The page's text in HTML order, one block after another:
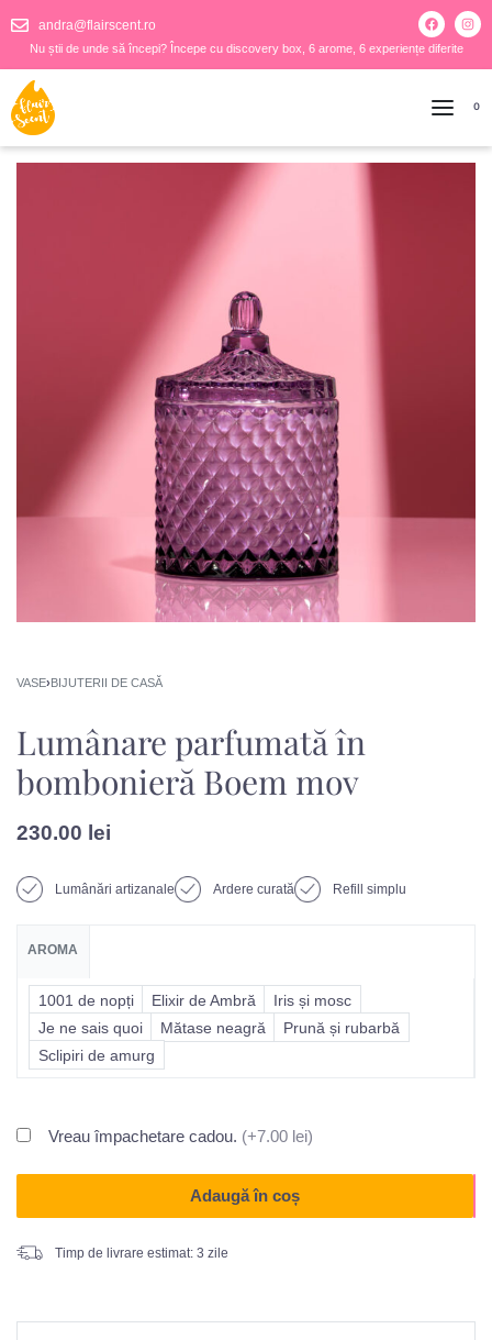
andra@flairscent.ro
Nu știi de unde să începi? Începe cu discovery box, 6 arome, 6 experiențe diferite
0
VASE›BIJUTERII DE CASĂ
Lumânare parfumată în
bombonieră Boem mov
230.00 lei
Lumânări artizanale Ardere curată Refill simplu
AROMA
1001 de nopți Elixir de Ambră
Iris și mosc
Je ne sais quoi
Mătase neagră
Prună și rubarbă
Sclipiri de amurg
Vreau împachetare cadou. (+7.00 lei)
Adaugă în coș
Timp de livrare estimat: 3 zile